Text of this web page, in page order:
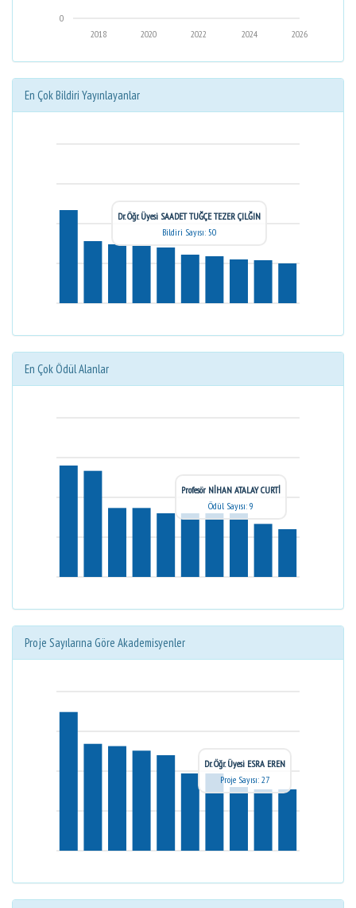
0
2026
2024
2022
2020
2018
En Çok Bildiri Yayınlayanlar
Dr. Öğr. Üyesi SAADET TUĞÇE TEZER ÇILĞIN
Bildiri Sayısı: 50
En Çok Ödül Alanlar
Profesör NİHAN ATALAY CURTİ
Ödül Sayısı: 9
Proje Sayılarına Göre Akademisyenler
Dr. Öğr. Üyesi ESRA EREN
Proje Sayısı: 27